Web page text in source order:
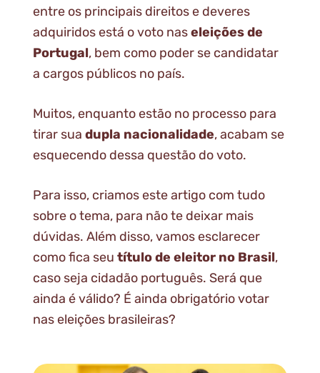
entre os principais direitos e deveres
adquiridos está o voto naseleições de
Portugal, bem como poder se candidatar
a cargos públicos no país.
Muitos, enquanto estão no processo para
tirar sua dupla nacionalidade, acabam se
esquecendo dessa questão do voto.
Para isso, criamos este artigo com tudo
sobre o tema, para não te deixar mais
dúvidas. Além disso, vamos esclarecer
como fica seu título de eleitor no Brasil,
caso seja cidadão português. Será que
ainda é válido? É ainda obrigatório votar
nas eleições brasileiras?